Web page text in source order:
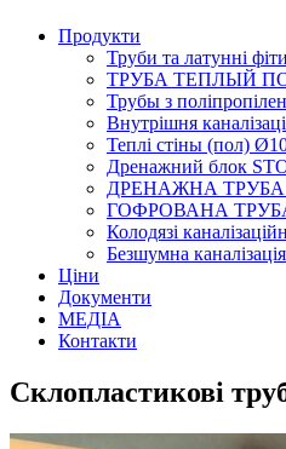
Продукти
Труби та латунні
ТРУБА ТЕПЛЫЙ
Трубы з
Внутрішня
Теплі стіны (пол)
Дренажний блок
ДРЕНАЖНА ТРУБА
ГОФРОВАНА ТРУБА
Колодязі
Безшумна
Ціни
Документи
МЕДІА
Контакти
Склопластикові